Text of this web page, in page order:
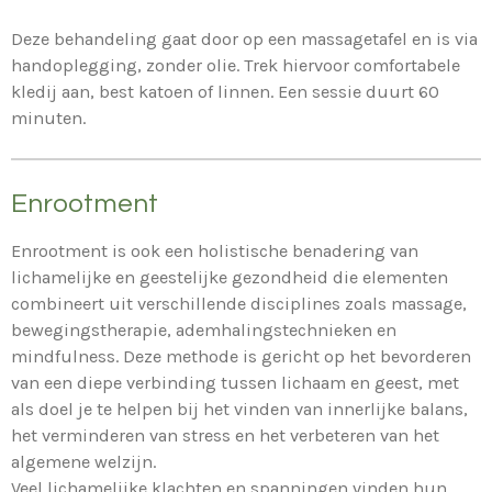
Deze behandeling gaat door op een massagetafel en is via
handoplegging, zonder olie. Trek hiervoor comfortabele
kledij aan, best katoen of linnen. Een sessie duurt 60
minuten.
Enrootment
Enrootment is ook een holistische benadering van
lichamelijke en geestelijke gezondheid die elementen
combineert uit verschillende disciplines zoals massage,
bewegingstherapie, ademhalingstechnieken en
mindfulness. Deze methode is gericht op het bevorderen
van een diepe verbinding tussen lichaam en geest, met
als doel je te helpen bij het vinden van innerlijke balans,
het verminderen van stress en het verbeteren van het
algemene welzijn.